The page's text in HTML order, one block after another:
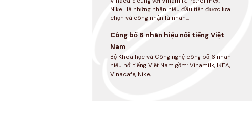
Nike... là những nhãn hiệu đầu tiên được lựa
chọn và công nhận là nhãn...
Công bố 6 nhãn hiệu nổi tiếng Việt
Nam
Bộ Khoa học và Công nghệ công bố 6 nhãn
hiệu nổi tiếng Việt Nam gồm: Vinamilk, IKEA,
Vinacafe, Nike,...